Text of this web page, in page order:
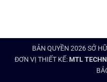
BẢN QUYỀN 2026 SỞ
ĐƠN VỊ THIẾT KẾ: MTL